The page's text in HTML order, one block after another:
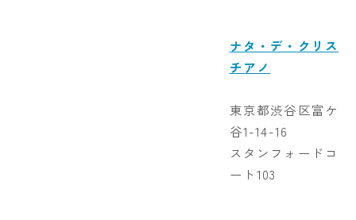
ナタ・デ・クリス
チアノ
東京都渋谷区富ケ
谷1-14-16
スタンフォードコ
ート103